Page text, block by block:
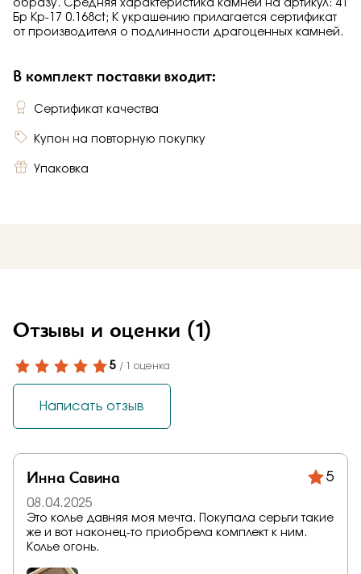
образу. Средняя характеристика камней на артикул: 41
Бр Кр-17 0.168ct; К украшению прилагается сертификат
от производителя о подлинности драгоценных камней.
В комплект поставки входит:
Сертификат качества
Купон на повторную покупку
Упаковка
Отзывы и оценки (1)
5 / 1 оценка
Инна Савина 5
08.04.2025
Это колье давняя моя мечта. Покупала серьги такие
же и вот наконец-то приобрела комплект к ним.
Колье огонь.
Написать отзыв